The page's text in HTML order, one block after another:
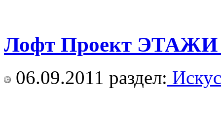
Лофт Проект ЭТАЖИ
06.09.2011 раздел: